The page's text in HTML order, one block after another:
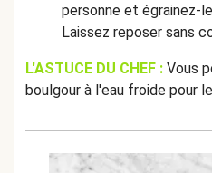
personne et égrainez-
Laissez reposer sans
L'ASTUCE DU CHEF : Vous
boulgour à l'eau froide pour